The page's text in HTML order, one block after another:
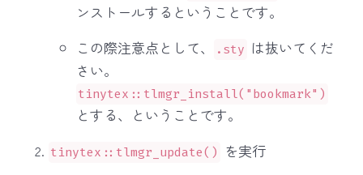
ンストールするということです。
この際注意点として、
.sty は抜いてくだ
さい。
tinytex::tlmgr_install("bookmark")
とする、ということです。
tinytex::tlmgr_update() を実行